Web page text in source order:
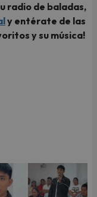
radio de baladas,
y entérate de las
y su música!